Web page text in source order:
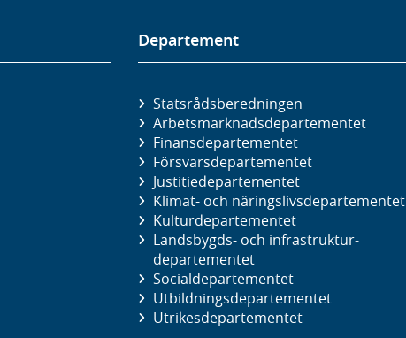
Departement
Statsrådsberedningen
Arbetsmarknads­departementet
Finans­departementet
Försvars­departementet
Justitie­departementet
Klimat- och näringslivs­departementet
Kultur­departementet
Landsbygds- och infrastruktur­
departementet
Social­departementet
Utbildnings­departementet
Utrikes­departementet